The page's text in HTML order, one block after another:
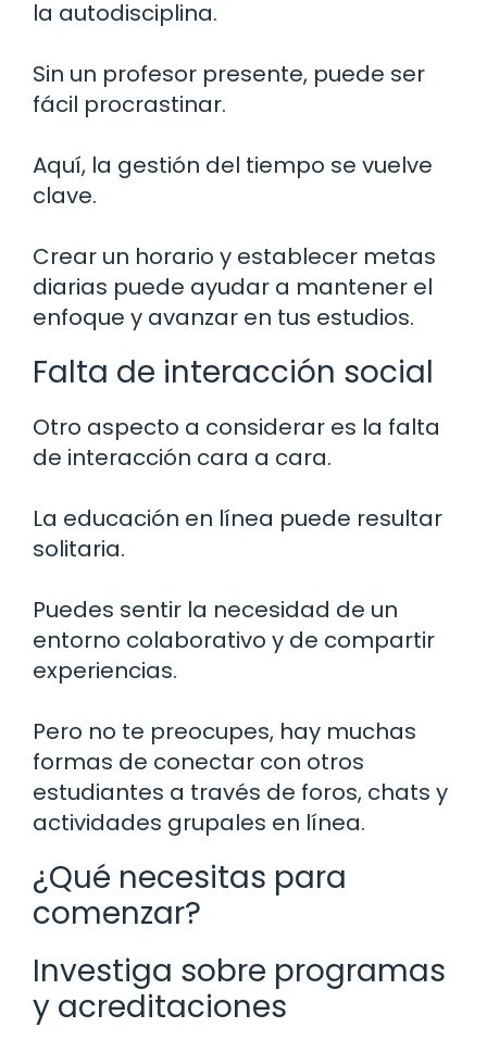
la autodisciplina.
Sin un profesor presente, puede ser
fácil procrastinar.
Aquí, la gestión del tiempo se vuelve
clave.
Crear un horario y establecer metas
diarias puede ayudar a mantener el
enfoque y avanzar en tus estudios.
Falta de interacción social
Otro aspecto a considerar es la falta
de interacción cara a cara.
La educación en línea puede resultar
solitaria.
Puedes sentir la necesidad de un
entorno colaborativo y de compartir
experiencias.
Pero no te preocupes, hay muchas
formas de conectar con otros
estudiantes a través de foros, chats y
actividades grupales en línea.
¿Qué necesitas para
comenzar?
Investiga sobre programas
y acreditaciones